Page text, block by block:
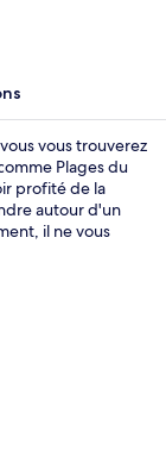
vous trouverez
Plages du
profité de la
autour d'un
il ne vous